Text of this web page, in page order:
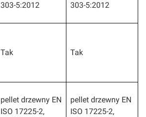
303-5:2012
303-5:2012
Tak Tak
pellet drzewny EN
ISO 17225-2,
pellet drzewny EN
ISO 17225-2,